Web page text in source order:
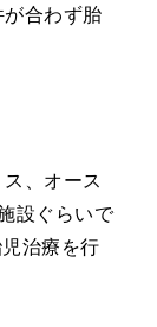
合わず胎
、オース
設ぐらいで
治療を行